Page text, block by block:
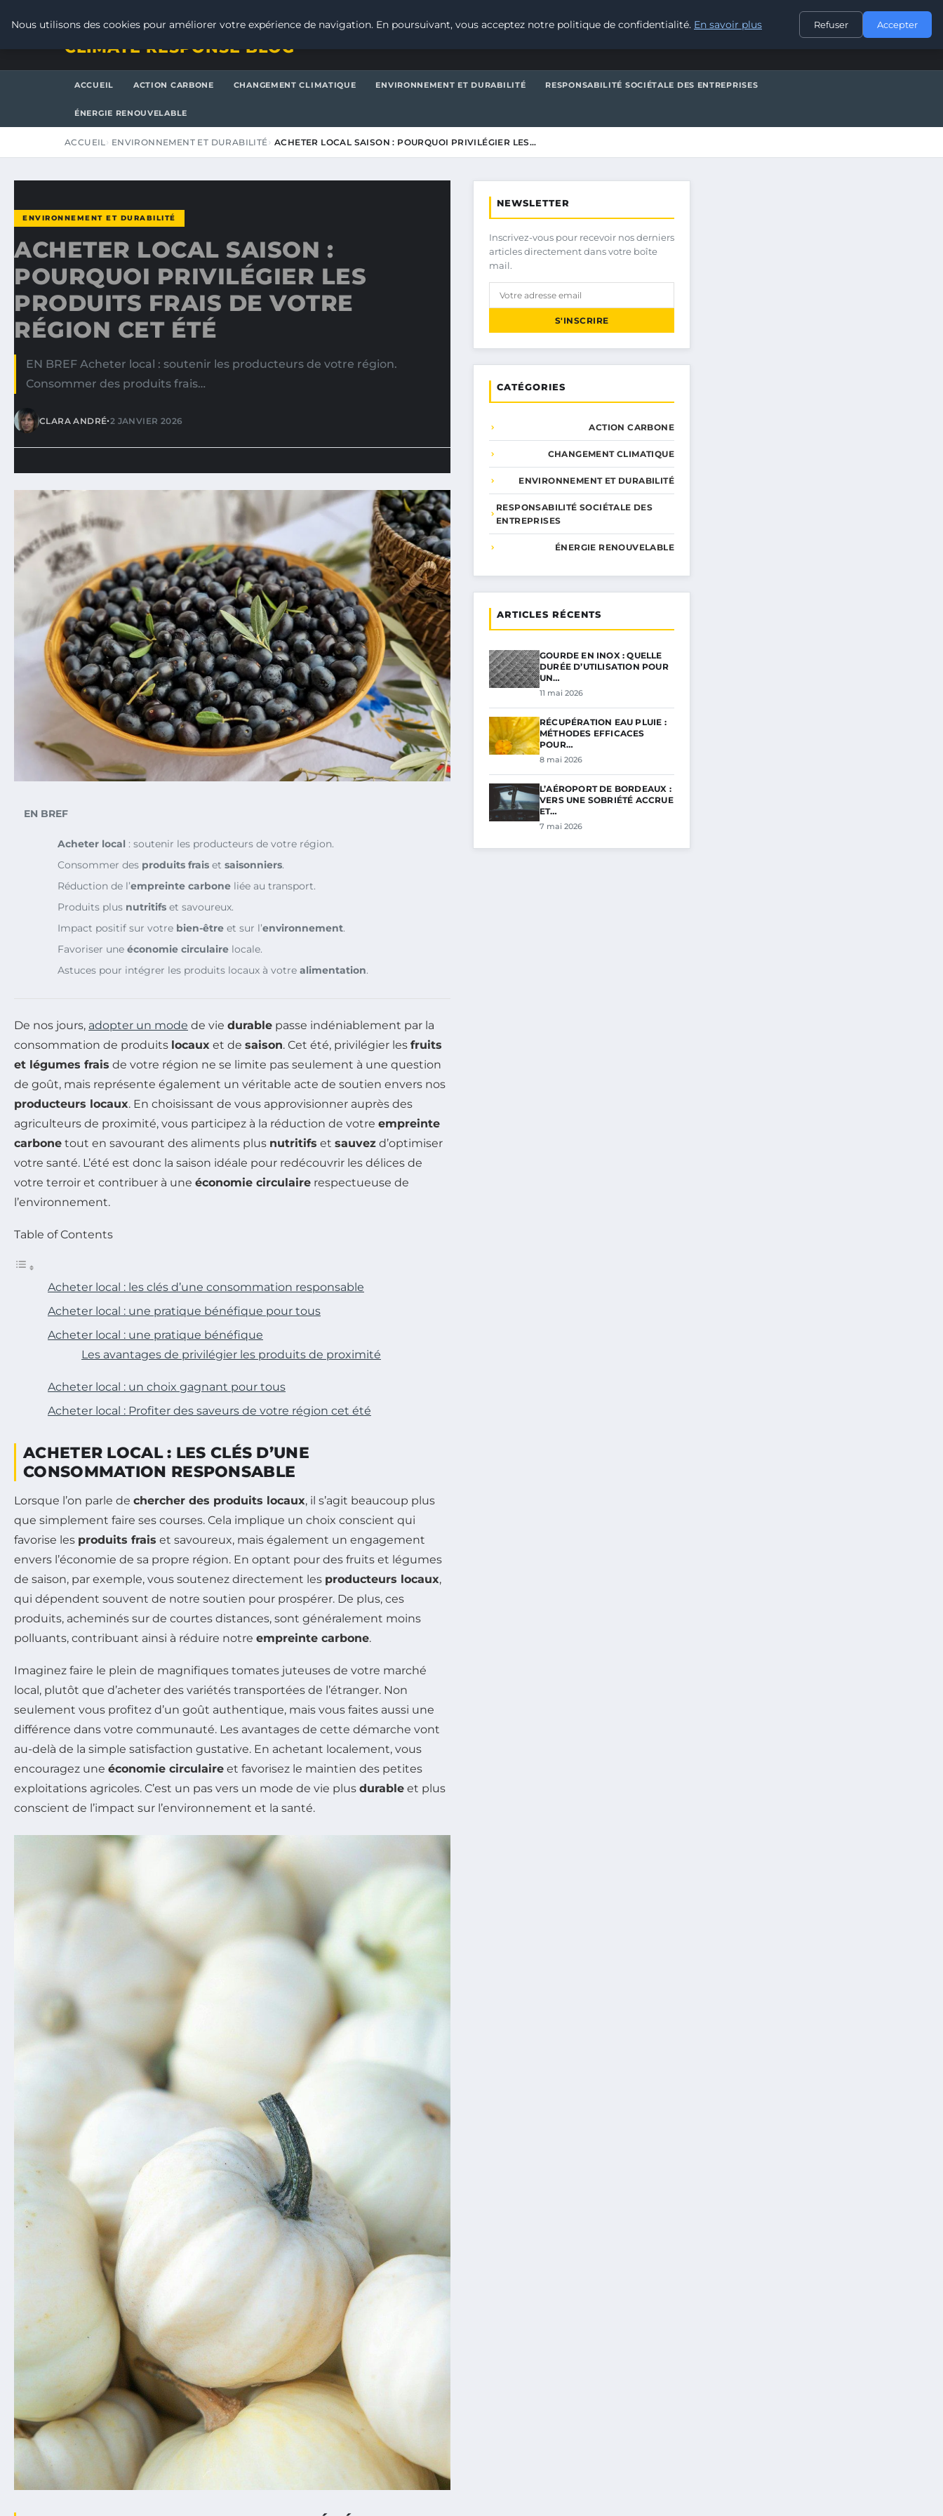
CONTACT
CLIMATE RESPONSE BLOG
ACCUEIL ACTION CARBONE CHANGEMENT CLIMATIQUE ENVIRONNEMENT ET DURABILITÉ RESPONSABILITÉ SOCIÉTALE DES ENTREPRISES
ÉNERGIE RENOUVELABLE
ACCUEIL ENVIRONNEMENT ET DURABILITÉ ACHETER LOCAL SAISON : POURQUOI PRIVILÉGIER LES…
ENVIRONNEMENT ET DURABILITÉ
ACHETER LOCAL SAISON :
POURQUOI PRIVILÉGIER LES
PRODUITS FRAIS DE VOTRE
RÉGION CET ÉTÉ
EN BREF Acheter local : soutenir les producteurs de votre région.
Consommer des produits frais…
CLARA ANDRÉ•2 JANVIER 2026
EN BREF
Acheter local : soutenir les producteurs de votre région.
Consommer des produits frais et saisonniers.
Réduction de l’empreinte carbone liée au transport.
Produits plus nutritifs et savoureux.
Impact positif sur votre bien-être et sur l’environnement.
Favoriser une économie circulaire locale.
Astuces pour intégrer les produits locaux à votre alimentation.
De nos jours, adopter un mode de vie durable passe indéniablement par la
consommation de produits locaux et de saison. Cet été, privilégier les fruits
et légumes frais de votre région ne se limite pas seulement à une question
de goût, mais représente également un véritable acte de soutien envers nos
producteurs locaux. En choisissant de vous approvisionner auprès des
agriculteurs de proximité, vous participez à la réduction de votre empreinte
carbone tout en savourant des aliments plus nutritifs et sauvez d’optimiser
votre santé. L’été est donc la saison idéale pour redécouvrir les délices de
votre terroir et contribuer à une économie circulaire respectueuse de
l’environnement.
Table of Contents
Acheter local : les clés d’une consommation responsable
Acheter local : une pratique bénéfique pour tous
Acheter local : une pratique bénéfique
Les avantages de privilégier les produits de proximité
Acheter local : un choix gagnant pour tous
Acheter local : Profiter des saveurs de votre région cet été
ACHETER LOCAL : LES CLÉS D’UNE
CONSOMMATION RESPONSABLE
Lorsque l’on parle de chercher des produits locaux, il s’agit beaucoup plus
que simplement faire ses courses. Cela implique un choix conscient qui
favorise les produits frais et savoureux, mais également un engagement
envers l’économie de sa propre région. En optant pour des fruits et légumes
de saison, par exemple, vous soutenez directement les producteurs locaux,
qui dépendent souvent de notre soutien pour prospérer. De plus, ces
produits, acheminés sur de courtes distances, sont généralement moins
polluants, contribuant ainsi à réduire notre empreinte carbone.
Imaginez faire le plein de magnifiques tomates juteuses de votre marché
local, plutôt que d’acheter des variétés transportées de l’étranger. Non
seulement vous profitez d’un goût authentique, mais vous faites aussi une
différence dans votre communauté. Les avantages de cette démarche vont
au-delà de la simple satisfaction gustative. En achetant localement, vous
encouragez une économie circulaire et favorisez le maintien des petites
exploitations agricoles. C’est un pas vers un mode de vie plus durable et plus
conscient de l’impact sur l’environnement et la santé.
NEWSLETTER
Inscrivez-vous pour recevoir nos derniers
articles directement dans votre boîte
mail.
S'INSCRIRE
CATÉGORIES
ACTION CARBONE
CHANGEMENT CLIMATIQUE
ENVIRONNEMENT ET DURABILITÉ
RESPONSABILITÉ SOCIÉTALE DES
ENTREPRISES
ÉNERGIE RENOUVELABLE
ARTICLES RÉCENTS
GOURDE EN INOX : QUELLE
DURÉE D’UTILISATION POUR
UN…
11 mai 2026
RÉCUPÉRATION EAU PLUIE :
MÉTHODES EFFICACES
POUR…
8 mai 2026
L’AÉROPORT DE BORDEAUX :
VERS UNE SOBRIÉTÉ ACCRUE
ET…
7 mai 2026
Nous utilisons des cookies pour améliorer votre expérience de navigation. En poursuivant, vous acceptez notre politique de confidentialité. En savoir plus Refuser Accepter